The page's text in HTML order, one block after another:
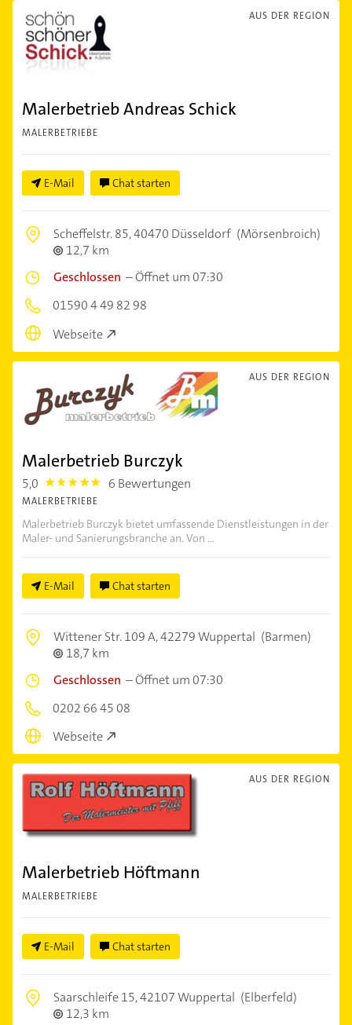
AUS DER REGION
Malerbetrieb Andreas Schick
MALERBETRIEBE
E-Mail Chat starten
Scheffelstr. 85,40470 Düsseldorf (Mörsenbroich)
12,7 km
Geschlossen –Öffnet um 07:30
01590 4 49 82 98
Webseite
AUS DER REGION
Malerbetrieb Burczyk
5,0 5.0 6 Bewertungen
MALERBETRIEBE
Malerbetrieb Burczyk bietet umfassende Dienstleistungen in der
Maler- und Sanierungsbranche an. Von ...
E-Mail Chat starten
Wittener Str. 109 A,42279 Wuppertal (Barmen)
18,7 km
Geschlossen –Öffnet um 07:30
0202 66 45 08
Webseite
AUS DER REGION
Malerbetrieb Höftmann
MALERBETRIEBE
E-Mail Chat starten
Saarschleife 15,42107 Wuppertal (Elberfeld)
12,3 km